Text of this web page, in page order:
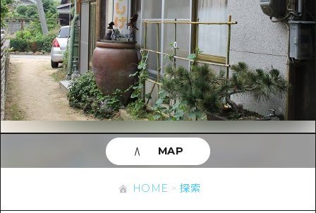
艺术
活动·庙会
美食·酒水
骑自行车
购物
运动
夜晚生活
列表
Dive!Hiroshima官方向导
广岛随意旅行
广岛市内
安艺
答对了
探索
列表
广岛市内
安艺
答對了
美北
活动
应时信息
有用的信息
列表
HOME 探索
MAP